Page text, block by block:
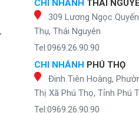
CHI NHÁNH THÁI
309 Lương Ngọc
Thụ, Thái Nguyên
Tel:0969.26.90.90
CHI NHÁNH PHÚ THỌ
Đinh Tiên Hoàng,
Thị Xã Phú Thọ, Tỉnh Phú
Tel:0969.26.90.90